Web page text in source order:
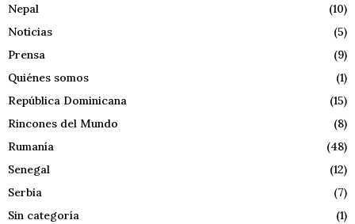
Nepal
(10)
Noticias
(5)
Prensa
(9)
Quiénes somos
(1)
República Dominicana
(15)
Rincones del Mundo
(8)
Rumanía
(48)
Senegal
(12)
Serbia
(7)
Sin categoría
(1)